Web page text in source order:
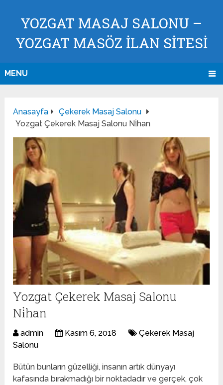
YOZGAT MASAJ SALONU –
YOZGAT MASÖZ İLAN SİTESİ
MENU
Anasayfa
Çekerek Masaj Salonu
Yozgat Çekerek Masaj Salonu Ni̇han
Yozgat Çekerek Masaj Salonu
Ni̇han
admin Kasım 6, 2018
Çekerek Masaj
Salonu
Bütün bunların güzelliği, insanın artık dünyayı
kafasında bırakmadığı bir noktadadır ve gerçek, çok